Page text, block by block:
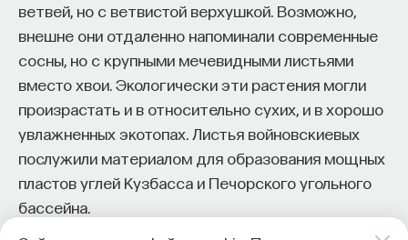
ветвей, но с ветвистой верхушкой. Возможно,
внешне они отдаленно напоминали современные
сосны, но с крупными мечевидными листьями
вместо хвои. Экологически эти растения могли
произрастать и в относительно сухих, и в хорошо
увлажненных экотопах. Листья войновскиевых
послужили материалом для образования мощных
пластов углей Кузбасса и Печорского угольного
бассейна.